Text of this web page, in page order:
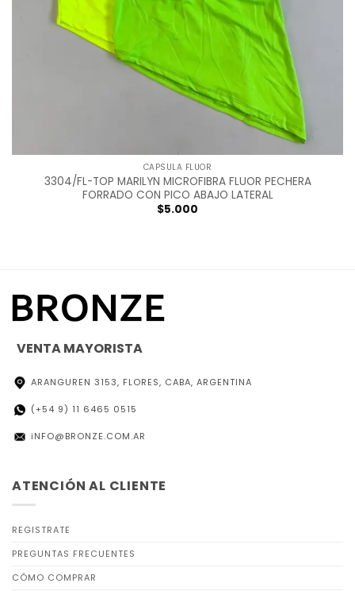
CAPSULA FLUOR
3304/FL-TOP MARILYN MICROFIBRA FLUOR PECHERA
FORRADO CON PICO ABAJO LATERAL
$5.000
VENTA MAYORISTA
ARANGUREN 3153, FLORES, CABA, ARGENTINA
(+54 9) 11 6465 0515
iNFO@BRONZE.COM.AR
ATENCIÓN AL CLIENTE
REGISTRATE
PREGUNTAS FRECUENTES
CÓMO COMPRAR